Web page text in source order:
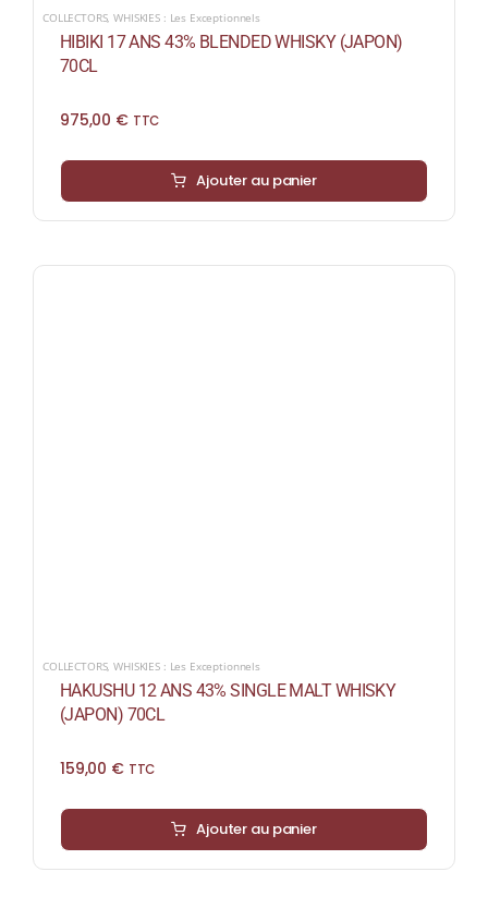
COLLECTORS,WHISKIES : Les Exceptionnels
HIBIKI 17 ANS 43% BLENDED WHISKY (JAPON)
70CL
975,00 € TTC
Ajouter au panier
COLLECTORS,WHISKIES : Les Exceptionnels
HAKUSHU 12 ANS 43% SINGLE MALT WHISKY
(JAPON) 70CL
159,00 € TTC
Ajouter au panier